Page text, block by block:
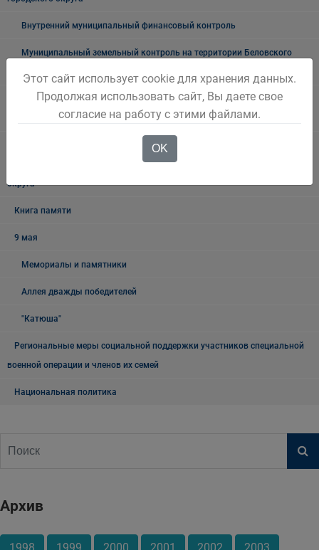
Внутренний муниципальный финансовый контроль
Муниципальный земельный контроль на территории Беловского
городского округа
Межведомственная антинаркотическая комиссии в Беловском
городском округе
Наблюдательная комиссия по социальной адаптации лиц,
освободившихся из мест лишения свободы Беловского городского
округа
Книга памяти
9 мая
Мемориалы и памятники
Аллея дважды победителей
"Катюша"
Региональные меры социальной поддержки участников специальной
военной операции и членов их семей
Национальная политика
Архив
Этот сайт использует cookie для хранения данных.
Продолжая использовать сайт, Вы даете свое
согласие на работу с этими файлами.
OK